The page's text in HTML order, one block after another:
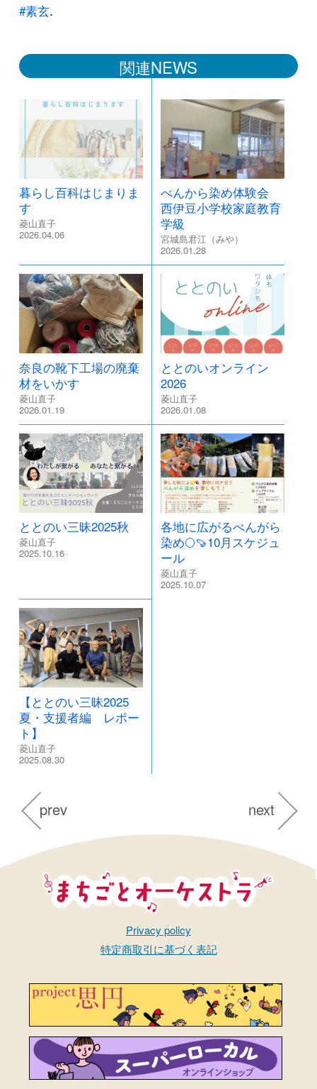
#素玄.
関連NEWS
暮らし百科はじまりま
す
菱山直子
2026.04.06
べんから染め体験会
西伊豆小学校家庭教育
学級
宮城島君江（みや）
2026.01.28
奈良の靴下工場の廃棄
材をいかす
菱山直子
2026.01.19
ととのいオンライン
2026
菱山直子
2026.01.08
ととのい三昧2025秋
菱山直子
2025.10.16
各地に広がるべんがら
染め🌕🍠10月スケジュ
ール
菱山直子
2025.10.07
【ととのい三昧2025
夏・支援者編 レポー
ト】
菱山直子
2025.08.30
prev next
Privacy policy
特定商取引に基づく表記